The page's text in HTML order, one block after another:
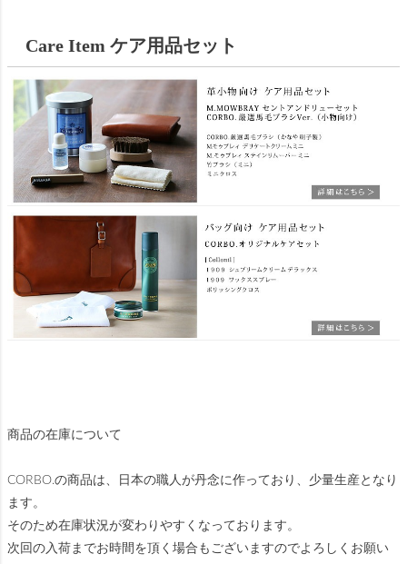
Care Item ケア用品セット
商品の在庫について
CORBO.の商品は、日本の職人が丹念に作っており、少量生産となり
ます。
そのため在庫状況が変わりやすくなっております。
次回の入荷までお時間を頂く場合もございますのでよろしくお願い